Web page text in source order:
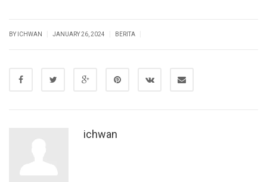
BY ICHWAN JANUARY 26, 2024 BERITA
ichwan